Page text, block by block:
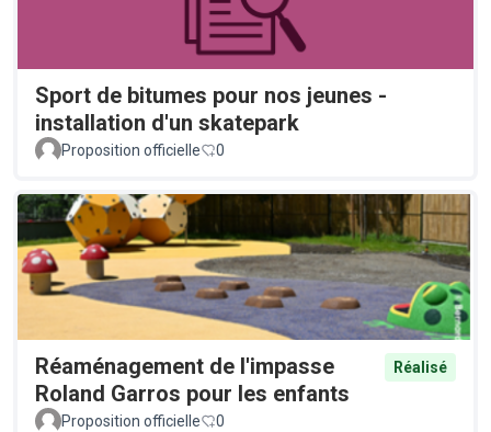
Sport de bitumes pour nos jeunes -
installation d'un skatepark
Proposition officielle 0
Réaménagement de l'impasse
Roland Garros pour les enfants
Réalisé
Proposition officielle 0